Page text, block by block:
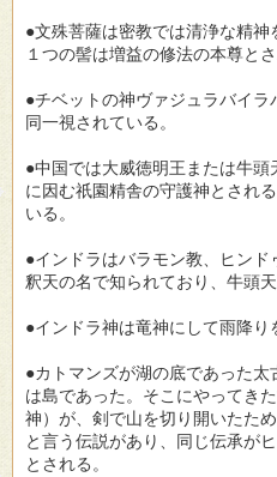
●文殊菩薩は密教では清浄な精神
１つの髻は増益の修法の本尊とさ
●チベットの神ヴァジュラバイ
同一視されている。
●中国では大威徳明王または牛
に因む祇園精舎の守護神とされ
いる。
●インドラはバラモン教、ヒン
釈天の名で知られており、牛頭
●インドラ神は竜神にして雨降り
●カトマンズが湖の底であった
は島であった。そこにやってき
神）が、剣で山を切り開いたた
と言う伝説があり、同じ伝承が
とされる。